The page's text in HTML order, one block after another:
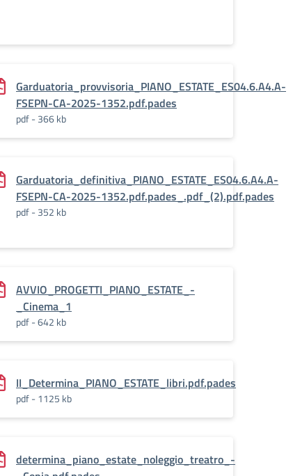
Garduatoria_provvisoria_PIANO_ESTATE_ES04.6.A4.A-
FSEPN-CA-2025-1352.pdf.pades
pdf - 366 kb
Garduatoria_definitiva_PIANO_ESTATE_ES04.6.A4.A-
FSEPN-CA-2025-1352.pdf.pades_.pdf_(2).pdf.pades
pdf - 352 kb
AVVIO_PROGETTI_PIANO_ESTATE_-
_Cinema_1
pdf - 642 kb
II_Determina_PIANO_ESTATE_libri.pdf.pades
pdf - 1125 kb
determina_piano_estate_noleggio_treatro_-